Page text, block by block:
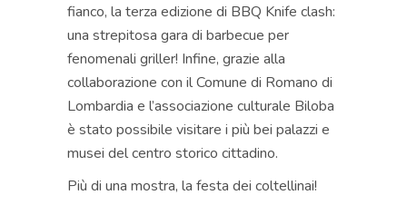
fianco, la terza edizione di BBQ Knife clash:
una strepitosa gara di barbecue per
fenomenali griller! Infine, grazie alla
collaborazione con il Comune di Romano di
Lombardia e l’associazione culturale Biloba
è stato possibile visitare i più bei palazzi e
musei del centro storico cittadino.
Più di una mostra, la festa dei coltellinai!